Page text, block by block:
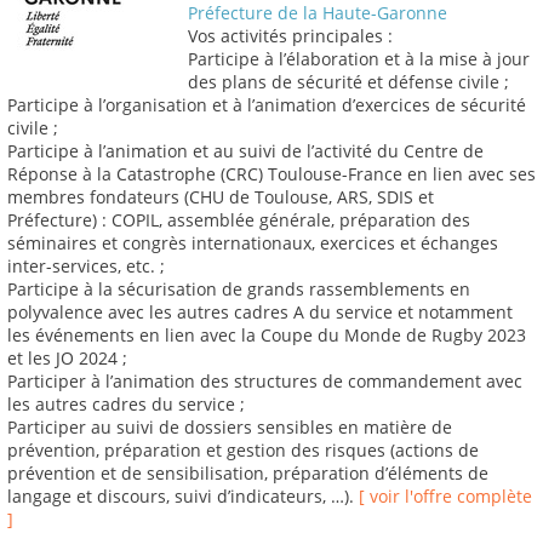
Préfecture de la Haute-Garonne
Vos activités principales :
Participe à l’élaboration et à la mise à jour
des plans de sécurité et défense civile ;
Participe à l’organisation et à l’animation d’exercices de sécurité
civile ;
Participe à l’animation et au suivi de l’activité du Centre de
Réponse à la Catastrophe (CRC) Toulouse-France en lien avec ses
membres fondateurs (CHU de Toulouse, ARS, SDIS et
Préfecture) : COPIL, assemblée générale, préparation des
séminaires et congrès internationaux, exercices et échanges
inter-services, etc. ;
Participe à la sécurisation de grands rassemblements en
polyvalence avec les autres cadres A du service et notamment
les événements en lien avec la Coupe du Monde de Rugby 2023
et les JO 2024 ;
Participer à l’animation des structures de commandement avec
les autres cadres du service ;
Participer au suivi de dossiers sensibles en matière de
prévention, préparation et gestion des risques (actions de
prévention et de sensibilisation, préparation d’éléments de
langage et discours, suivi d’indicateurs, …). [ voir l'offre complète
]